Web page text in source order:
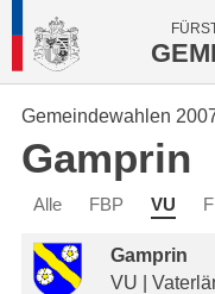
Gemeindewahlen
Gamprin
Alle FBP VU
Gamprin
VU |